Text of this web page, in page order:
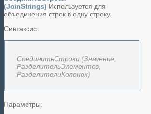
(JoinStrings) Используется для
объединения строк в одну строку.
Синтаксис:
СоединитьСтроки (Значение,
РазделительЭлементов,
РазделителиКолонок)
Параметры: